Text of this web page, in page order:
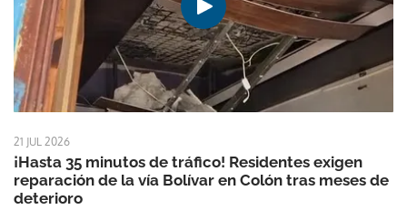
21 JUL 2026
¡Hasta 35 minutos de tráfico! Residentes exigen
reparación de la vía Bolívar en Colón tras meses de
deterioro